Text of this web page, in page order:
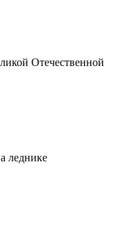
Отечественной
леднике